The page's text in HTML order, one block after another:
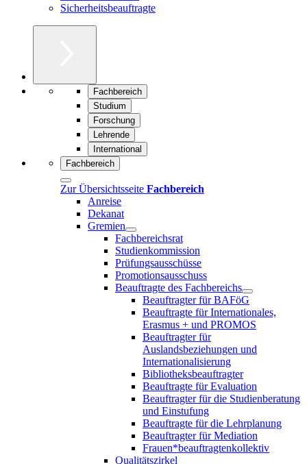
Sicherheitsbeauftragte
Fachbereich
Studium
Forschung
Lehrende
International
Fachbereich
Zur Übersichtsseite Fachbereich
Anreise
Dekanat
Gremien
Fachbereichsrat
Studienkommission
Prüfungsausschüsse
Promotionsausschuss
Beauftragte des Fachbereichs
Beauftragter für BAFöG
Beauftragte für Internationales,
Erasmus + und PROMOS
Beauftragter für
Auslandsbeziehungen und
Internationalisierung
Bibliotheksbeauftragter
Beauftragte für Evaluation
Beauftragter für die Studienberatung
und Einstufung
Beauftragte für die Lehrplanung
Beauftragter für Mediation
Frauen*beauftragtenkollektiv
Qualitätszirkel